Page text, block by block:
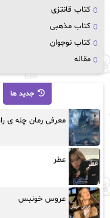
کتاب قانتزی
کتاب مذهبی
کتاب نوجوان
مقاله
جدید ها
معرفی رمان چله ی
عطر
عروس خونبس